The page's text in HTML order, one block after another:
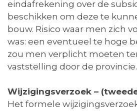
eindafrekening over de
beschikken om deze te
bouw. Risico waar men zich
was: een eventueel te hoge
zou men verplicht moeten
vaststelling door de provincie.
Wijzigingsverzoek –
Het formele